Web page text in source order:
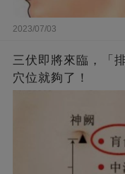
2023/07/03
三伏即將來臨，「
穴位就夠了！